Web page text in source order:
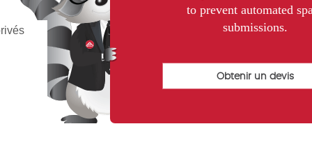
to prevent automated
submissions.